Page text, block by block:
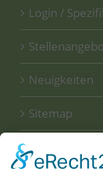
Login /
Neuigkeiten
Sitemap
Disclaimer